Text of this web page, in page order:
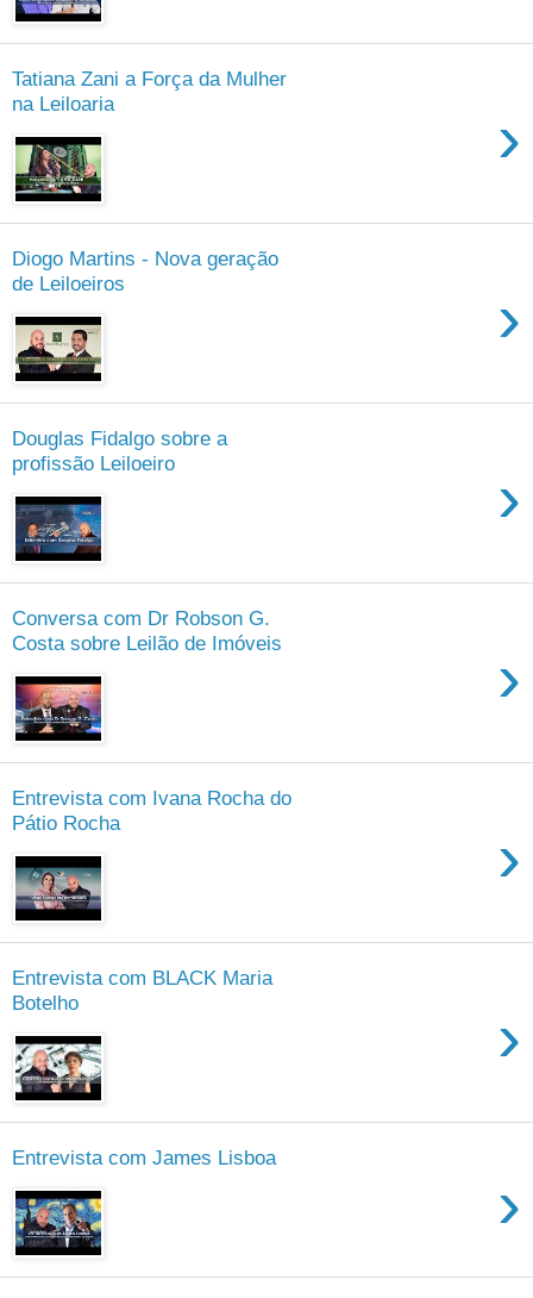
Tatiana Zani a Força da Mulher
na Leiloaria
›
Diogo Martins - Nova geração
de Leiloeiros
›
Douglas Fidalgo sobre a
profissão Leiloeiro
›
Conversa com Dr Robson G.
Costa sobre Leilão de Imóveis
›
Entrevista com Ivana Rocha do
Pátio Rocha
›
Entrevista com BLACK Maria
Botelho
›
Entrevista com James Lisboa
›